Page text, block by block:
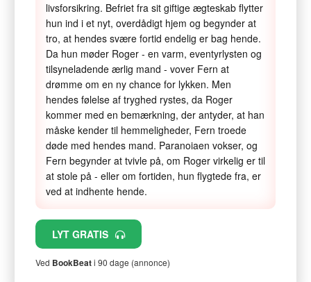
livsforsikring. Befriet fra sit giftige ægteskab flytter
hun ind i et nyt, overdådigt hjem og begynder at
tro, at hendes svære fortid endelig er bag hende.
Da hun møder Roger - en varm, eventyrlysten og
tilsyneladende ærlig mand - vover Fern at
drømme om en ny chance for lykken. Men
hendes følelse af tryghed rystes, da Roger
kommer med en bemærkning, der antyder, at han
måske kender til hemmeligheder, Fern troede
døde med hendes mand. Paranoiaen vokser, og
Fern begynder at tvivle på, om Roger virkelig er til
at stole på - eller om fortiden, hun flygtede fra, er
ved at indhente hende.
LYT GRATIS
Ved BookBeati 90 dage (annonce)